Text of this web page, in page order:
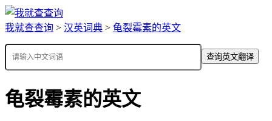
我就查查询 > 汉英词典 > 龟裂霉素的英文
查询英文翻译
龟裂霉素的英文